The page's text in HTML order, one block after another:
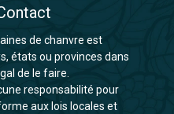
de chanvre est
états ou provinces dans
de le faire.
responsabilité pour
aux lois locales et